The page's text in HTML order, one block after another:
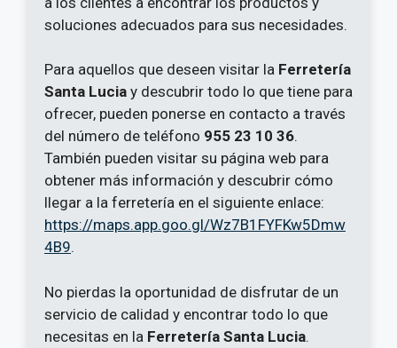
soluciones adecuados para sus necesidades.
Para aquellos que deseen visitar la Ferretería
Santa Lucia y descubrir todo lo que tiene para
ofrecer, pueden ponerse en contacto a través
del número de teléfono 955 23 10 36.
También pueden visitar su página web para
obtener más información y descubrir cómo
llegar a la ferretería en el siguiente enlace:
https://maps.app.goo.gl/Wz7B1FYFKw5Dmw
4B9.
No pierdas la oportunidad de disfrutar de un
servicio de calidad y encontrar todo lo que
necesitas en la Ferretería Santa Lucia.